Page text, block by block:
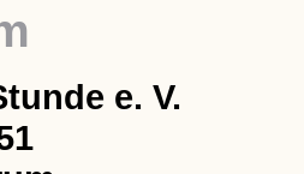
e. V.